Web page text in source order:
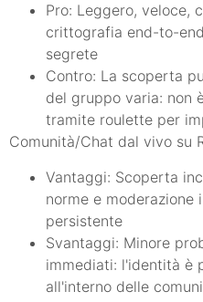
Pro: Leggero, veloce,
crittografia end-to-
segrete
Contro: La scoperta
del gruppo varia: non
tramite roulette per
Comunità/Chat dal vivo su
Vantaggi: Scoperta
norme e moderazione
persistente
Svantaggi: Minore
immediati: l'identità è
all'interno delle